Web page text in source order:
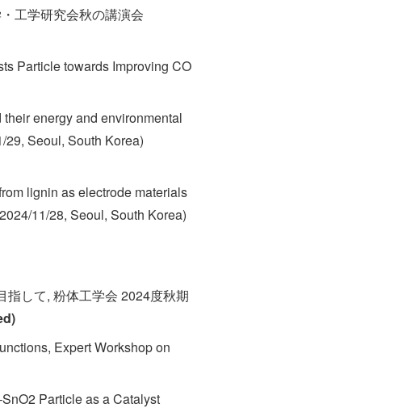
工学研究会秋の講演会
Particle towards Improving CO
energy and environmental
Seoul, South Korea)
lignin as electrode materials
11/28, Seoul, South Korea)
して, 粉体工学会 2024度秋期
Expert Workshop on
Particle as a Catalyst